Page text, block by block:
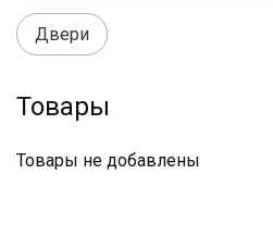
Двери
Товары
Товары не добавлены